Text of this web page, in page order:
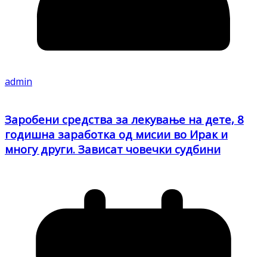
admin
Заробени средства за лекување на дете, 8
годишна заработка од мисии во Ирак и
многу други. Зависат човечки судбини